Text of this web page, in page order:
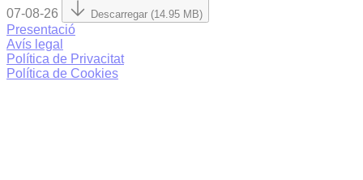
07-08-26 Descarregar (14.95 MB)
Presentació
Avís legal
Política de Privacitat
Política de Cookies